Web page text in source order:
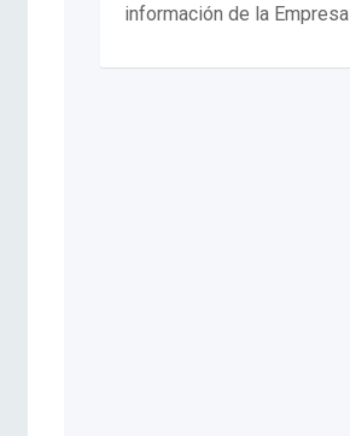
información de la Empresa